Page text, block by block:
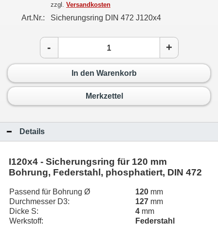
zzgl. Versandkosten
Art.Nr.: Sicherungsring DIN 472 J120x4
- +
In den Warenkorb
Merkzettel
Details
I120x4 - Sicherungsring für 120 mm
Bohrung, Federstahl, phosphatiert, DIN 472
Passend für Bohrung Ø 120 mm
Durchmesser D3:
127 mm
Dicke S:
4 mm
Werkstoff:
Federstahl